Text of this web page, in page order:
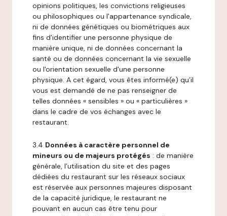
opinions politiques, les convictions religieuses
ou philosophiques ou l'appartenance syndicale,
ni de données génétiques ou biométriques aux
fins d'identifier une personne physique de
manière unique, ni de données concernant la
santé ou de données concernant la vie sexuelle
ou l'orientation sexuelle d'une personne
physique. A cet égard, vous êtes informé(e) qu’il
vous est demandé de ne pas renseigner de
telles données « sensibles » ou « particulières »
dans le cadre de vos échanges avec le
restaurant.
3.4 Données à caractère personnel de
mineurs ou de majeurs protégés : de manière
générale, l’utilisation du site et des pages
dédiées du restaurant sur les réseaux sociaux
est réservée aux personnes majeures disposant
de la capacité juridique, le restaurant ne
pouvant en aucun cas être tenu pour